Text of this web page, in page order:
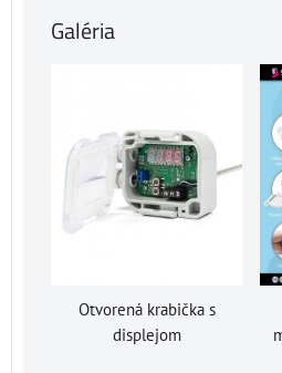
Galéria
Otvorená krabička s
displejom